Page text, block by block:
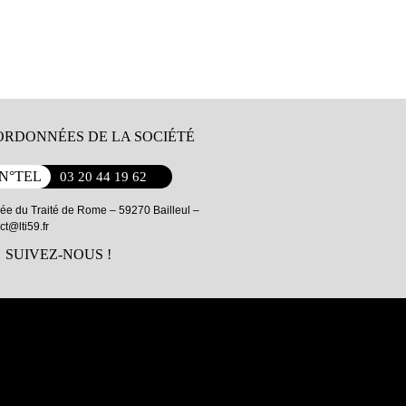
DE LA SOCIÉTÉ
03 20 44 19 62
du Traité de Rome – 59270 Bailleul –
SUIVEZ-NOUS !